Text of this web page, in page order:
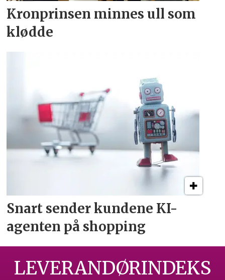
Kronprinsen minnes ull som
klødde
Snart sender kundene KI-
agenten på shopping
LEVERANDØRINDEKS